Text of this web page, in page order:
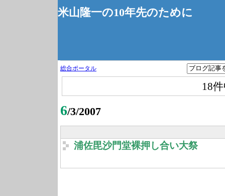
米山隆一の10年先のために
総合ポータル
18
6/3/2007
浦佐毘沙門堂裸押し合い大祭